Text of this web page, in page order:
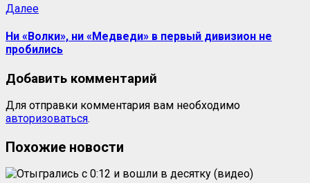
Далее
Ни «Волки», ни «Медведи» в первый дивизион не
пробились
Добавить комментарий
Для отправки комментария вам необходимо
авторизоваться.
Похожие новости